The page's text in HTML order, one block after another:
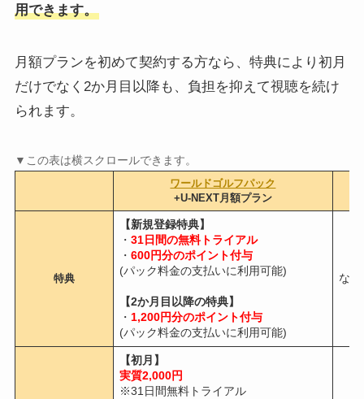
用できます。
月額プランを初めて契約する方なら、特典により初月
だけでなく2か月目以降も、負担を抑えて視聴を続け
られます。
ワールドゴルフパック
+U-NEXT月額プラン
特典
【新規登録特典】
・ 31日間の無料トライアル
・ 600円分のポイント付与
(パック料金の支払いに利用可能)
【2か月目以降の特典】
・ 1,200円分のポイント付与
(パック料金の支払いに利用可能)
なし
【初月】
実質2,000円
※31日間無料トライアル